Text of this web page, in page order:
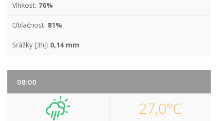
Vlhkost: 76%
Oblačnost: 81%
Srážky [3h]: 0,14 mm
08:00
27,0°C